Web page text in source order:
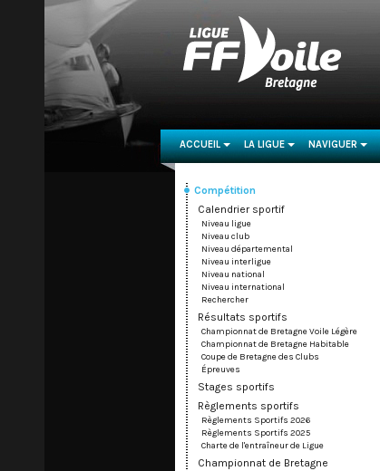
Compétition
Calendrier sportif
Niveau ligue
Niveau club
Niveau départemental
Niveau interligue
Niveau national
Niveau international
Rechercher
Résultats sportifs
Championnat de Bretagne Voile Légère
Championnat de Bretagne Habitable
Coupe de Bretagne des Clubs
Épreuves
Stages sportifs
Règlements sportifs
Règlements Sportifs 2026
Règlements Sportifs 2025
Charte de l'entraîneur de Ligue
Championnat de Bretagne
ACCUEIL
...
LA LIGUE
...
NAVIGUER
...